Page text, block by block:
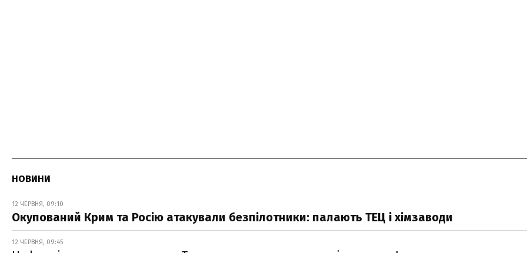
НОВИНИ
12 ЧЕРВНЯ, 09:10
Окупований Крим та Росію атакували безпілотники: палають ТЕЦ і хімзаводи
12 ЧЕРВНЯ, 09:45